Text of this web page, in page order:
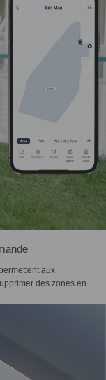
aux
des zones en